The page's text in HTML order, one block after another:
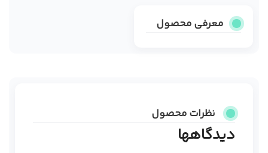
معرفی محصول
نظرات محصول
دیدگاهها